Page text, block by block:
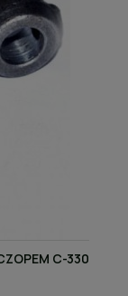
C-330